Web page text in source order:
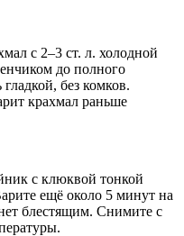
с 2–3 ст. л. холодной
до полного
без комков.
крахмал раньше
с клюквой тонкой
ещё около 5 минут на
блестящим. Снимите с